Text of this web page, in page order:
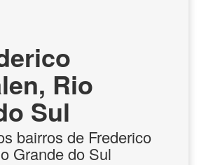
Rio
Sul
bairros de Frederico
Grande do Sul